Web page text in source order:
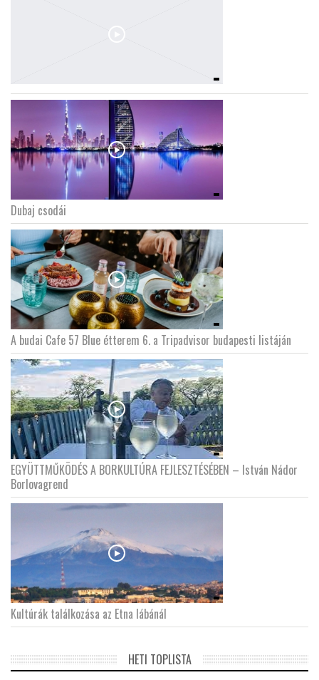
Dubaj csodái
A budai Cafe 57 Blue étterem 6. a Tripadvisor budapesti listáján
EGYÜTTMŰKÖDÉS A BORKULTÚRA FEJLESZTÉSÉBEN – István Nádor
Borlovagrend
Kultúrák találkozása az Etna lábánál
HETI TOPLISTA